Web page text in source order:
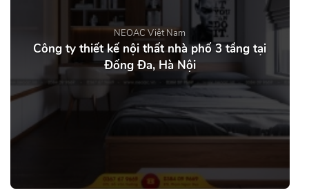
NEOAC Việt Nam
Công ty thiết kế nội thất nhà phố 3 tầng tại
Đống Đa, Hà Nội